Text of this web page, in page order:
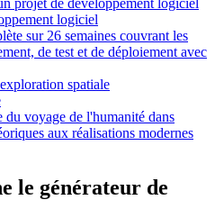
logiciel
sur 26 semaines couvrant les
de test et de déploiement avec
voyage de l'humanité dans
aux réalisations modernes
le générateur de